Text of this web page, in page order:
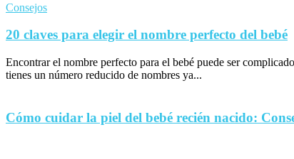
Consejos
20 claves para elegir el nombre perfecto del bebé
Encontrar el nombre perfecto para el bebé puede ser
tienes un número reducido de nombres ya...
Cómo cuidar la piel del bebé recién nacido: